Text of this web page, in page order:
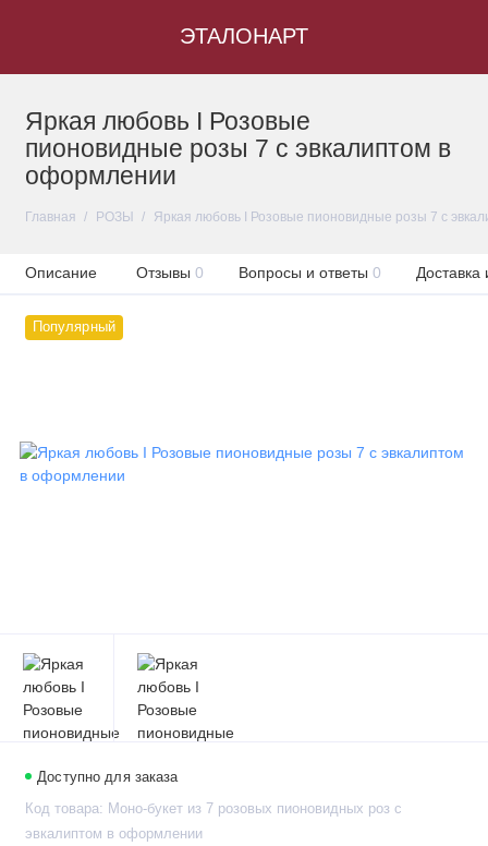
ЭТАЛОНАРТ
Яркая любовь I Розовые
пионовидные розы 7 с эвкалиптом в
оформлении
Главная РОЗЫ Яркая любовь I Розовые пионовидные розы 7 с
Описание Отзывы 0 Вопросы и ответы 0 Доставка
Популярный
Доступно для заказа
Код товара: Моно-букет из 7 розовых пионовидных роз с
эвкалиптом в оформлении